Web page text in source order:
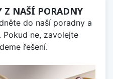
Z NAŠÍ PORADNY
do naší poradny a
Pokud ne, zavolejte
řešení.